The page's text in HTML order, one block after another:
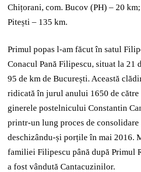
Chițorani, com. Bucov (PH) – 20
Pitești – 135 km.
Primul popas l-am făcut în satul
Conacul Pană Filipescu, situat la 21
95 de km de București. Această
ridicată în jurul anului 1650 de către
ginerele postelnicului Constantin
printr-un lung proces de consolidare
deschizându-și porțile în mai 2016.
familiei Filipescu până după Primul
a fost vândută Cantacuzinilor.